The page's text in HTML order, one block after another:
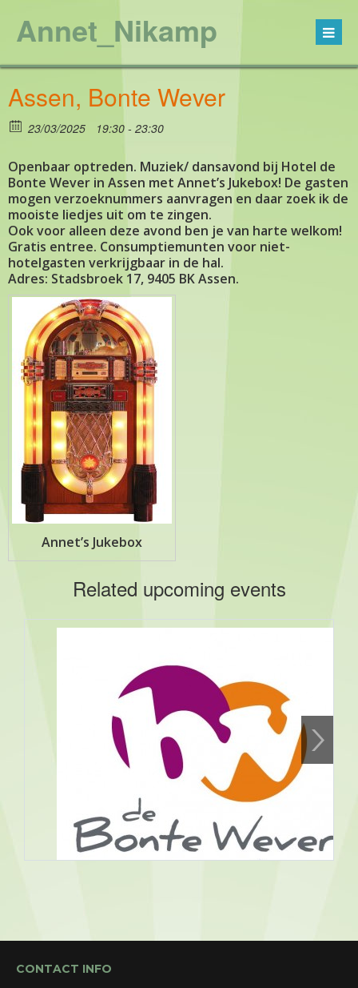
Annet_Nikamp
Assen, Bonte Wever
23/03/2025 19:30 - 23:30
Openbaar optreden. Muziek/ dansavond bij Hotel de
Bonte Wever in Assen met Annet’s Jukebox! De gasten
mogen verzoeknummers aanvragen en daar zoek ik de
mooiste liedjes uit om te zingen.
Ook voor alleen deze avond ben je van harte welkom!
Gratis entree. Consumptiemunten voor niet-
hotelgasten verkrijgbaar in de hal.
Adres: Stadsbroek 17, 9405 BK Assen.
Annet’s Jukebox
Related upcoming events
Assen, Bonte Wever
09/08/2026 19:30 - 09/08/2026
23:30
CONTACT INFO